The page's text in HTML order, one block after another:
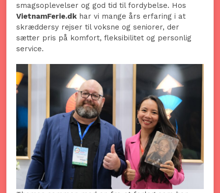
smagsoplevelser og god tid til fordybelse. Hos
VietnamFerie.dkhar vi mange års erfaring i at
skræddersy rejser til voksne og seniorer, der
sætter pris på komfort, fleksibilitet og personlig
service.